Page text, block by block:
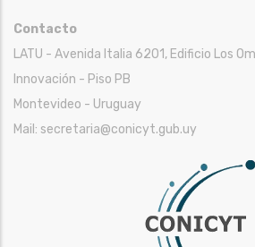
Contacto
LATU - Avenida Italia 6201, Edificio Los
Innovación - Piso PB
Montevideo - Uruguay
Mail: secretaria@conicyt.gub.uy